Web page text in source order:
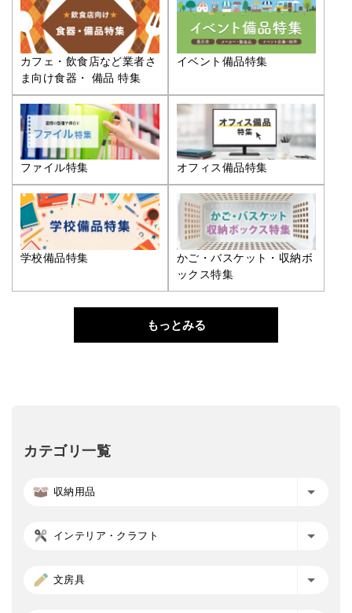
カフェ・飲食店など業者さ
ま向け食器・ 備品 特集
イベント備品特集
ファイル特集 オフィス備品特集
学校備品特集
かご・バスケット・収納ボ
ックス特集
もっとみる
カテゴリ一覧
収納用品
インテリア・クラフト
文房具